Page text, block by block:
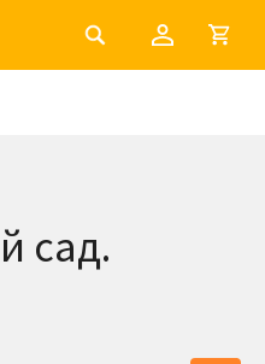
сад.